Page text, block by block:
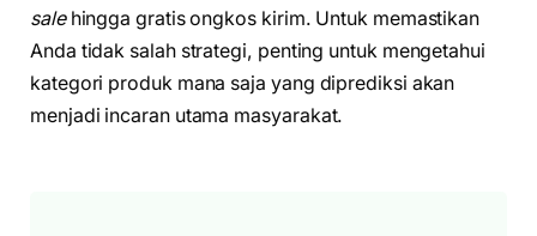
salehingga gratis ongkos kirim. Untuk memastikan
Anda tidak salah strategi, penting untuk mengetahui
kategori produk mana saja yang diprediksi akan
menjadi incaran utama masyarakat.